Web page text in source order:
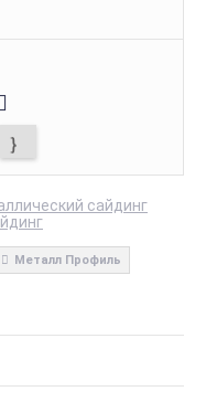
сайдинг
Металл Профиль